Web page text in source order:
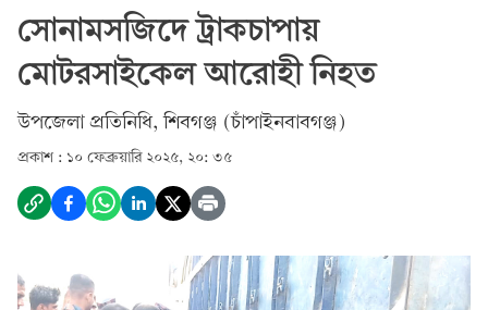
সোনামসজিদে ট্রাকচাপায়
মোটরসাইকেল আরোহী নিহত
উপজেলা প্রতিনিধি, শিবগঞ্জ (চাঁপাইনবাবগঞ্জ)
প্রকাশ : ১০ ফেব্রুয়ারি ২০২৫, ২০: ৩৫